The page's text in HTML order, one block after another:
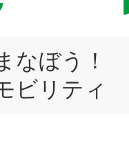
なぼう！
ビリティ